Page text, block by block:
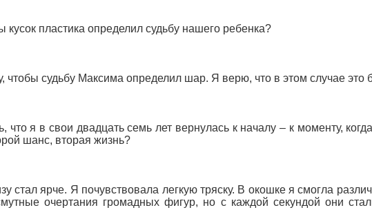
кусок пластика определил судьбу нашего ребенка?
чтобы судьбу Максима определил шар. Я верю, что в этом случае это
что я в свои двадцать семь лет вернулась к началу – к моменту,
шанс, вторая жизнь?
стал ярче. Я почувствовала легкую тряску. В окошке я смогла
очертания громадных фигур, но с каждой секундой они